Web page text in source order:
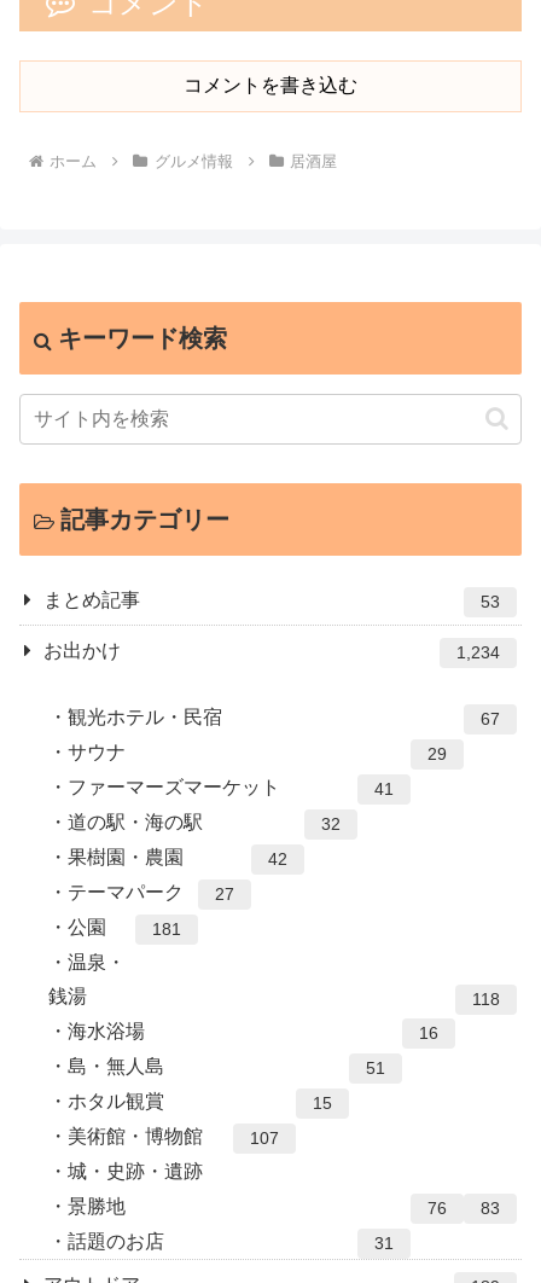
コメントを書き込む
ホーム グルメ情報 居酒屋
キーワード検索
記事カテゴリー
まとめ記事 53
お出かけ 1,234
観光ホテル・民宿 67
サウナ 29
ファーマーズマーケット 41
道の駅・海の駅 32
果樹園・農園 42
テーマパーク 27
公園 181
温泉・
銭湯
118
海水浴場 16
島・無人島 51
ホタル観賞 15
美術館・博物館 107
城・史跡・遺跡
83
景勝地 76
話題のお店 31